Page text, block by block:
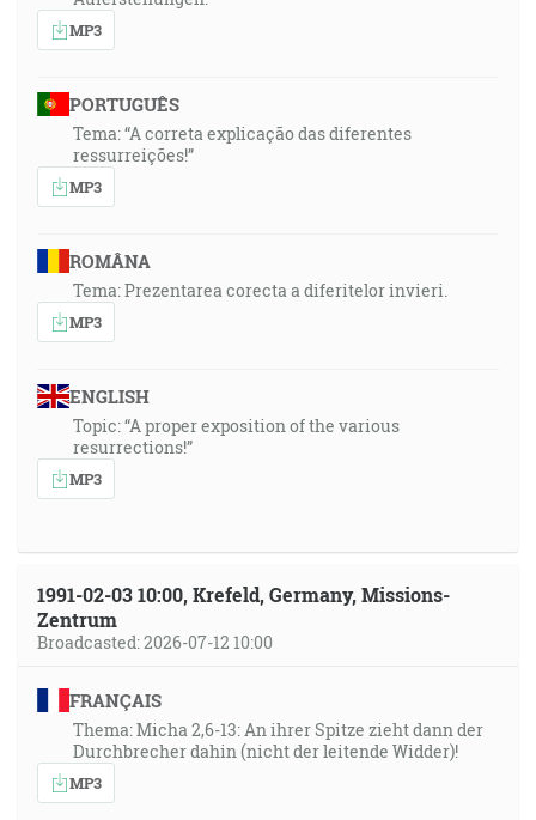
MP3
PORTUGUÊS
Tema: “A correta explicação das diferentes
ressurreições!”
MP3
ROMÂNA
Tema: Prezentarea corecta a diferitelor invieri.
MP3
ENGLISH
Topic: “A proper exposition of the various
resurrections!”
MP3
1991-02-03 10:00, Krefeld, Germany, Missions-
Zentrum
Broadcasted: 2026-07-12 10:00
FRANÇAIS
Thema: Micha 2,6-13: An ihrer Spitze zieht dann der
Durchbrecher dahin (nicht der leitende Widder)!
MP3